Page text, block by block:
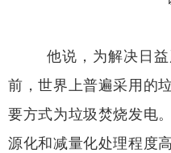
他说，为解决日益严
前，世界上普遍采用的
要方式为垃圾焚烧发电
源化和减量化处理程度